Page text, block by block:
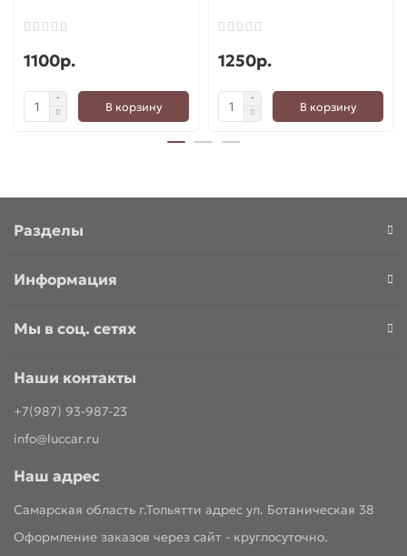
1100р.
В корзину
1250р.
В корзину
Разделы
Информация
Мы в соц. сетях
Наши контакты
+7(987) 93-987-23
info@luccar.ru
Наш адрес
Самарская область г.Тольятти адрес ул. Ботаническая 38
Оформление заказов через сайт - круглосуточно.